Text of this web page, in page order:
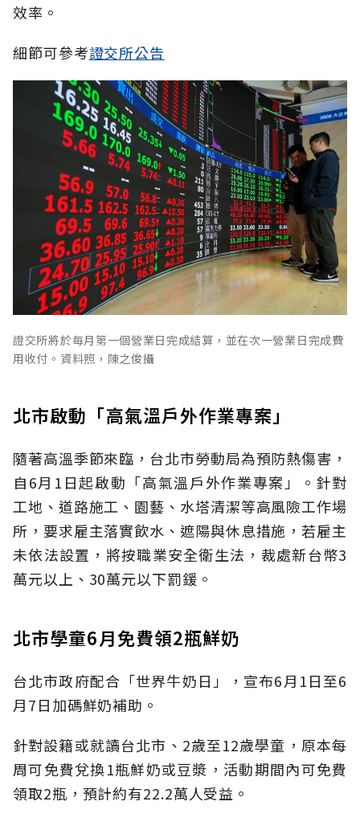
效率。
細節可參考證交所公告
證交所將於每月第一個營業日完成結算，並在次一營業日完成費
用收付。資料照，陳之俊攝
北市啟動「高氣溫戶外作業專案」
隨著高溫季節來臨，台北市勞動局為預防熱傷害，
自6月1日起啟動「高氣溫戶外作業專案」。針對
工地、道路施工、園藝、水塔清潔等高風險工作場
所，要求雇主落實飲水、遮陽與休息措施，若雇主
未依法設置，將按職業安全衛生法，裁處新台幣3
萬元以上、30萬元以下罰鍰。
北市學童6月免費領2瓶鮮奶
台北市政府配合「世界牛奶日」，宣布6月1日至6
月7日加碼鮮奶補助。
針對設籍或就讀台北市、2歲至12歲學童，原本每
周可免費兌換1瓶鮮奶或豆漿，活動期間內可免費
領取2瓶，預計約有22.2萬人受益。